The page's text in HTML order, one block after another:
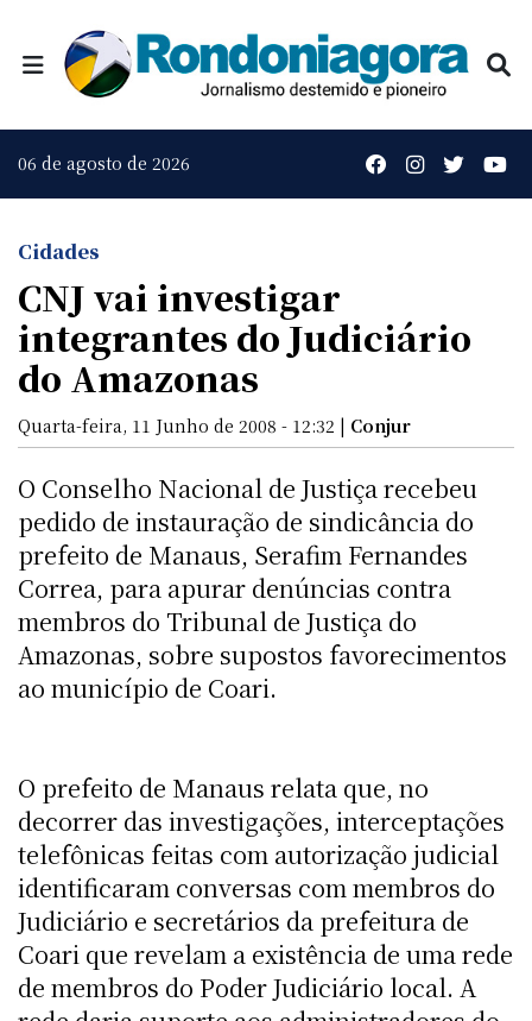
06 de agosto de 2026
Cidades
CNJ vai investigar
integrantes do Judiciário
do Amazonas
Quarta-feira, 11 Junho de 2008 - 12:32 | Conjur
O Conselho Nacional de Justiça recebeu
pedido de instauração de sindicância do
prefeito de Manaus, Serafim Fernandes
Correa, para apurar denúncias contra
membros do Tribunal de Justiça do
Amazonas, sobre supostos favorecimentos
ao município de Coari.
O prefeito de Manaus relata que, no
decorrer das investigações, interceptações
telefônicas feitas com autorização judicial
identificaram conversas com membros do
Judiciário e secretários da prefeitura de
Coari que revelam a existência de uma rede
de membros do Poder Judiciário local. A